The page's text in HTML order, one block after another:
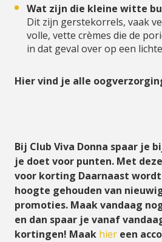
Wat zijn die kleine witte
Dit zijn gerstekorrels, vaak
volle, vette crèmes die de
in dat geval over op een
Hier vind je alle
Bij Club Viva Donna spaar je
je doet voor punten. Met
voor korting Daarnaast
hoogte gehouden van
promoties. Maak vandaag
en dan spaar je vanaf
kortingen! Maak hier een